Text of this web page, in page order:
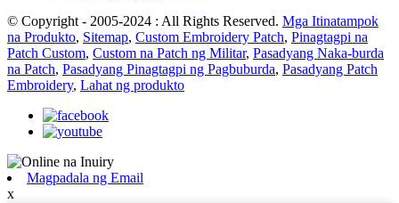
© Copyright - 2005-2024 : All Rights Reserved. Mga Itinatampok
na Produkto, Sitemap, Custom Embroidery Patch, Pinagtagpi na
Patch Custom, Custom na Patch ng Militar, Pasadyang Naka-burda
na Patch, Pasadyang Pinagtagpi ng Pagbuburda, Pasadyang Patch
Embroidery, Lahat ng produkto
Magpadala ng Email
x